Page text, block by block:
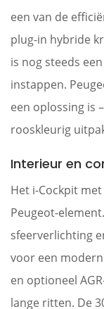
een van de
plug-in hybride
is nog steeds
instappen.
een oplossing is
rooskleurig
Interieur en
Het i-Cockpit
Peugeot-
sfeerverlichting
voor een
en optioneel
lange ritten. De